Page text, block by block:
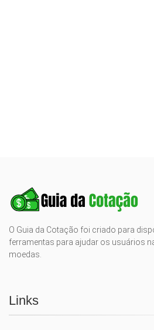
O Guia da Cotação foi criado para
ferramentas para ajudar os usuários
moedas.
Links